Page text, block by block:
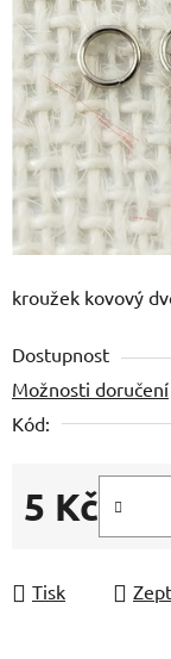
kroužek kovový
Dostupnost
Možnosti doručení
Kód:
5 Kč
Měrná cena:
Tisk